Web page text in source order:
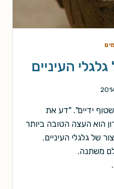
העיניים
ידיים". "דע את
הוא העצה הטובה ביותר
של גלגלי העיניים.
משתנה.